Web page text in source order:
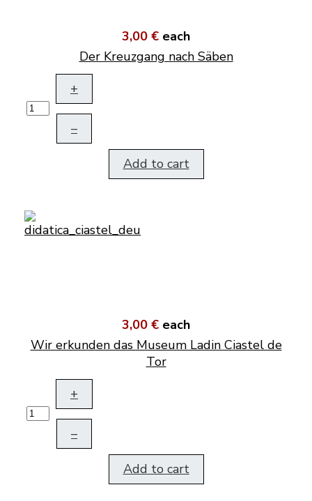
3,00 € each
Der Kreuzgang nach Säben
+
–
Add to cart
3,00 € each
Wir erkunden das Museum Ladin Ciastel de
Tor
+
–
Add to cart